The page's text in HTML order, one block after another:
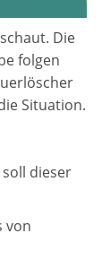
Die
folgen
Situation.
dieser
von